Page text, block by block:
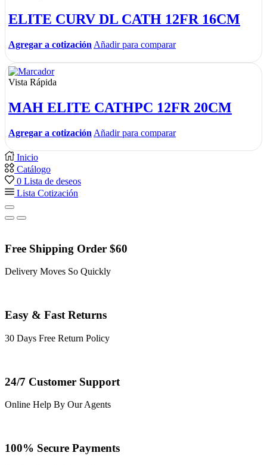
ELITE CURV DL CATH 12FR 16CM
Agregar a cotización Añadir para comparar
Vista Rápida
MAH ELITE CATHPC 12FR 20CM
Agregar a cotización Añadir para comparar
Inicio
Catálogo
0 Lista de deseos
Lista Cotización
Free Shipping Order $60
Delivery Moves So Quickly
Easy & Fast Returns
30 Days Free Return Policy
24/7 Customer Support
Online Help By Our Agents
100% Secure Payments